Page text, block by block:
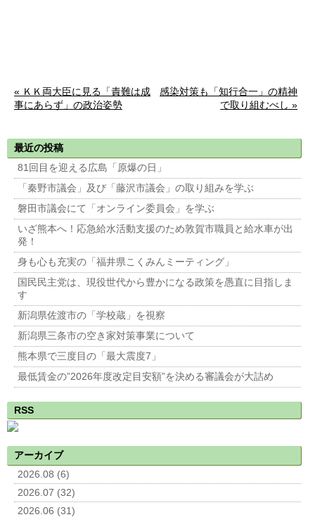
« ＫＫ両大臣に見る「責難は成
事にあらず」の政治姿勢
感染対策も「知行合一」の精神
で取り組むべし »
最近の投稿
81回目を迎える広島「原爆の日」
「秦野市議会」及び「藤沢市議会」の取り組みを学ぶ
磐田市議会にて「オンライン委員会」を学ぶ
いざ熊本へ！応急給水活動支援のため敦賀市職員と給水車が出
発！
身も心も充実の「福井県こくみんミーティング」
国民民主党は、現役世代から豊かになる政策を愚直に目指しま
す
新潟県佐渡市の「学校蔵」を視察
新潟県三条市の空き家対策事業について
熊本県で三度目の「最大震度7」
最低賃金の”2026年度改定目安額”を決める審議会が大詰め
RSS
アーカイブ
2026.08 (6)
2026.07 (32)
2026.06 (31)